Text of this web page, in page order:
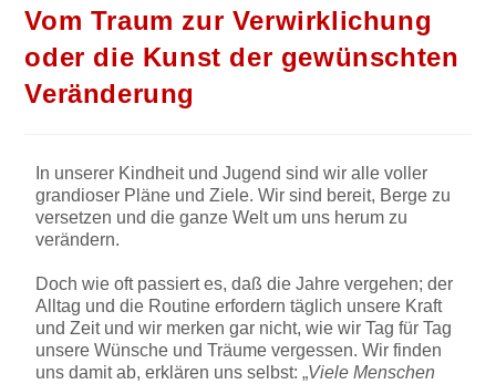
Vom Traum zur Verwirklichung
oder die Kunst der gewünschten
Veränderung
In unserer Kindheit und Jugend sind wir alle voller
grandioser Pläne und Ziele. Wir sind bereit, Berge zu
versetzen und die ganze Welt um uns herum zu
verändern.
Doch wie oft passiert es, daß die Jahre vergehen; der
Alltag und die Routine erfordern täglich unsere Kraft
und Zeit und wir merken gar nicht, wie wir Tag für Tag
unsere Wünsche und Träume vergessen. Wir finden
uns damit ab, erklären uns selbst: „Viele Menschen